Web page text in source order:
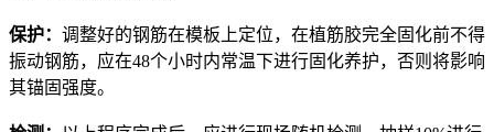
保护： 调整好的钢筋在模板上定位，在植筋胶完全固化前不得
振动钢筋，应在48个小时内常温下进行固化养护，否则将影响
其锚固强度。